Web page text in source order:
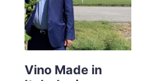
Vino Made in